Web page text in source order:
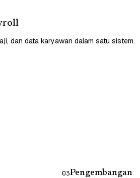
dan data karyawan dalam satu sistem.
03Pengembangan